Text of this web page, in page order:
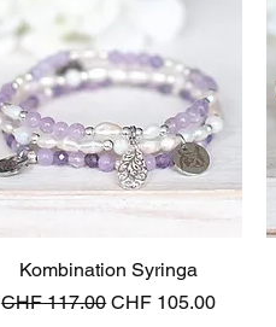
Schnellansicht
Kombination Syringa
Standardpreis
CHF 117.00Sale-Preis
CHF 105.00